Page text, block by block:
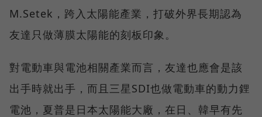
M.Setek，跨入太陽能產業，打破外界長期認為
友達只做薄膜太陽能的刻板印象。
對電動車與電池相關產業而言，友達也應會是該
出手時就出手，而且三星SDI也做電動車的動力鋰
電池，夏普是日本太陽能大廠，在日、韓早有先